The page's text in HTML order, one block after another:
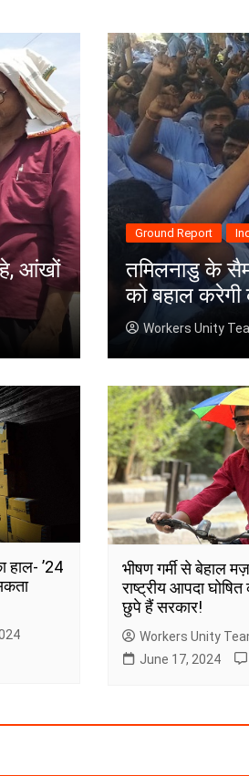
आंखों
Ground Report
तमिलनाडु के
को बहाल करेगी
Workers Unity
हाल- ’24
भीषण गर्मी से बेहाल
राष्ट्रीय आपदा
छुपे हैं सरकार!
Workers Unity
June 17, 2024